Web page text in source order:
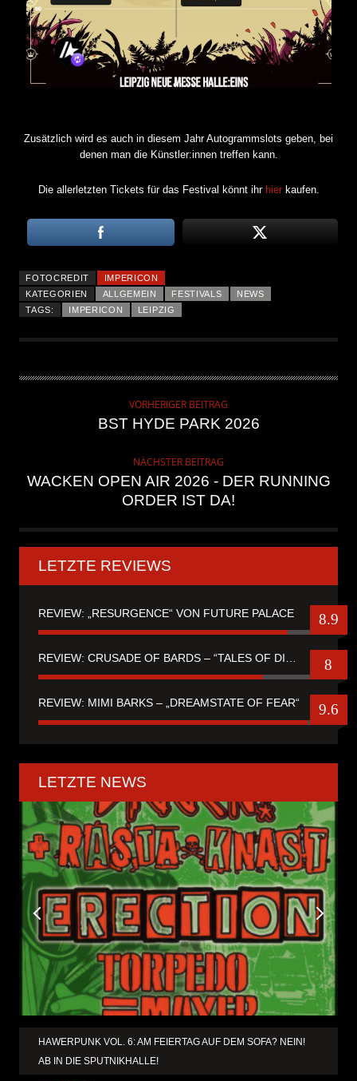
Zusätzlich wird es auch in diesem Jahr Autogrammslots geben, bei
denen man die Künstler:innen treffen kann.
Die allerletzten Tickets für das Festival könnt ihr hierkaufen.
FOTOCREDIT
IMPERICON
KATEGORIEN
ALLGEMEIN FESTIVALS
NEWS
TAGS:
IMPERICON LEIPZIG
VORHERIGER BEITRAG
BST HYDE PARK 2026
NÄCHSTER BEITRAG
WACKEN OPEN AIR 2026 - DER RUNNING
ORDER IST DA!
LETZTE REVIEWS
REVIEW: „RESURGENCE“ VON FUTURE PALACE 8.9
8
REVIEW: MIMI BARKS – „DREAMSTATE OF FEAR“ 9.6
LETZTE NEWS
HAWERPUNK VOL. 6: AM FEIERTAG AUF DEM SOFA? NEIN!
AB IN DIE SPUTNIKHALLE!